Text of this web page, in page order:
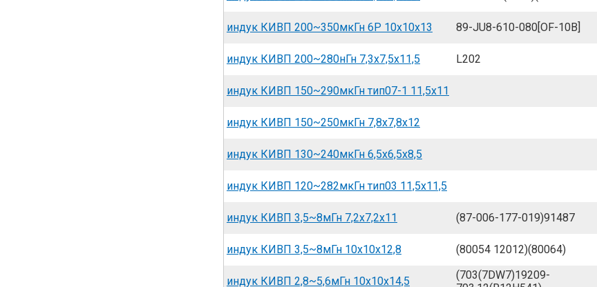
индук КИВП 200~350мкГн 6P 10x10x13 89-JU8-610-080[OF-10B]
индук КИВП 200~280нГн 7,3x7,5x11,5 L202
индук КИВП 150~290мкГн тип07-1 11,5x11
индук КИВП 150~250мкГн 7,8x7,8x12
индук КИВП 130~240мкГн 6,5x6,5x8,5
индук КИВП 120~282мкГн тип03 11,5x11,5
индук КИВП 3,5~8мГн 7,2x7,2x11 (87-006-177-019)91487
индук КИВП 3,5~8мГн 10x10x12,8 (80054 12012)(80064)
индук КИВП 2,8~5,6мГн 10x10x14,5
(703(7DW7)19209-